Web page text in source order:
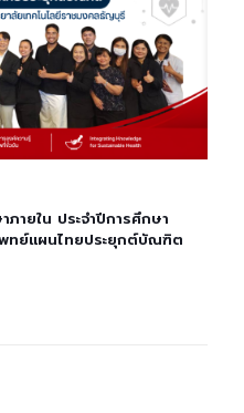
ายใน ประจำปีการศึกษา
ทย์แผนไทยประยุกต์บัณฑิต